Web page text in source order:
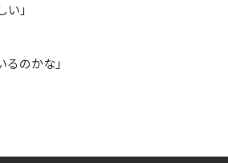
」
のかな」